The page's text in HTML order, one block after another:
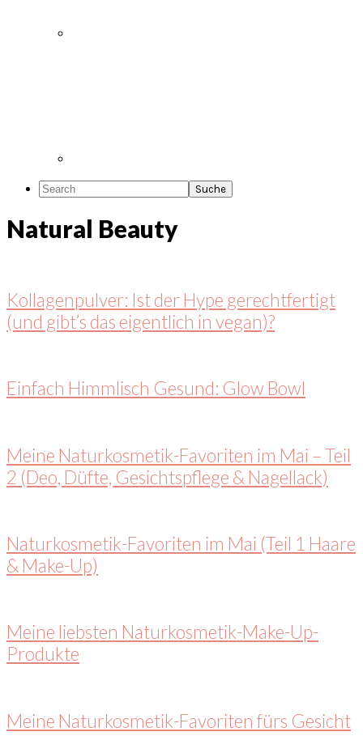
Search
Natural Beauty
Kollagenpulver: Ist der Hype gerechtfertigt
(und gibt’s das eigentlich in vegan)?
Einfach Himmlisch Gesund: Glow Bowl
Meine Naturkosmetik-Favoriten im Mai – Teil
2 (Deo, Düfte, Gesichtspflege & Nagellack)
Naturkosmetik-Favoriten im Mai (Teil 1 Haare
& Make-Up)
Meine liebsten Naturkosmetik-Make-Up-
Produkte
Meine Naturkosmetik-Favoriten fürs Gesicht